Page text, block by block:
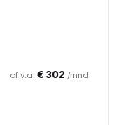
of v.a. € 302 /mnd